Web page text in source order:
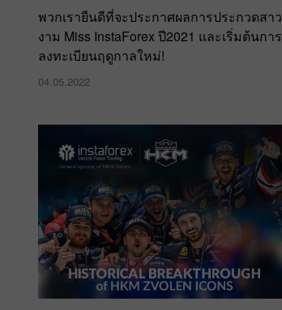
พวกเรายืนดีที่จะประกาศผลการประกวดสาว
งาม Miss InstaForex ปี2021 และเริ่มต้นการ
ลงทะเบียนฤดูกาลใหม่!
04.05.2022